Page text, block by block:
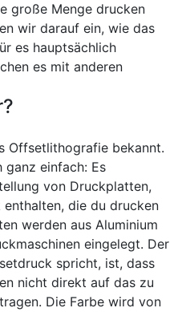
große Menge drucken
wir darauf ein, wie das
es hauptsächlich
es mit anderen
Offsetlithografie bekannt.
ganz einfach: Es
von Druckplatten,
die du drucken
werden aus Aluminium
eingelegt. Der
spricht, ist, dass
nicht direkt auf das zu
Die Farbe wird von